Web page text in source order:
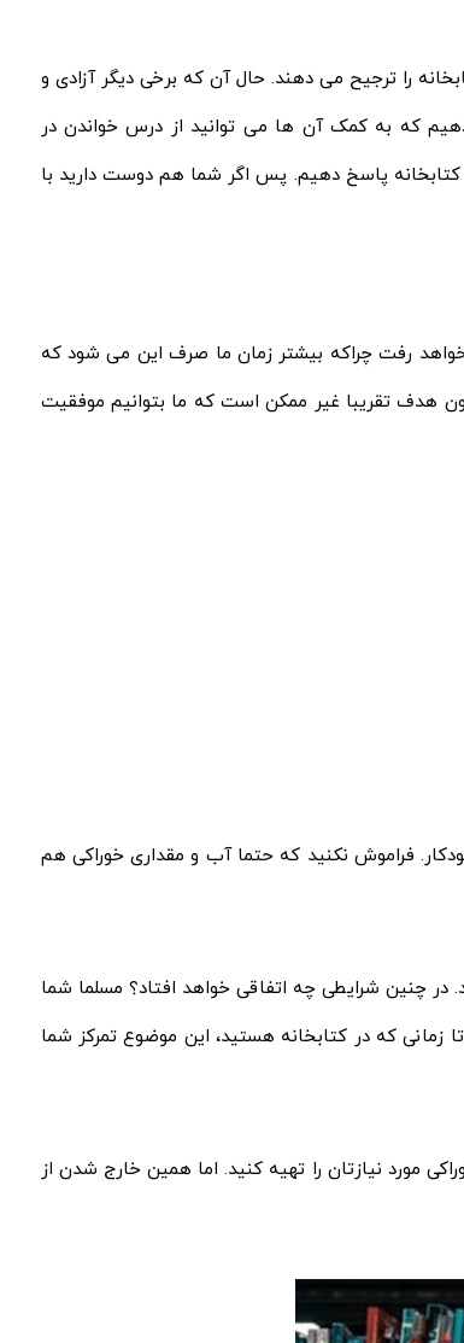
را ترجیح می‌ دهند. حال آن که برخی دیگر آزادی و
که به کمک آن ها می‌ توانید از درس خواندن در
کتابخانه پاسخ دهیم. پس اگر شما هم دوست دارید با
خواهد رفت چراکه بیشتر زمان ما صرف این می‌ شود که
هدف تقریبا غیر ممکن است که ما بتوانیم موفقیت
فراموش نکنید که حتما آب و مقداری خوراکی هم
چنین شرایطی چه اتفاقی خواهد افتاد؟ مسلما شما
که در کتابخانه هستید، این موضوع تمرکز شما
مورد نیازتان را تهیه کنید. اما همین خارج شدن از